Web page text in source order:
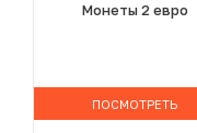
Монеты 2 евро
ПОСМОТРЕТЬ